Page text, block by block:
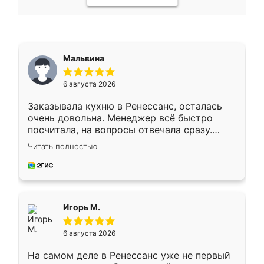
Мальвина
6 августа 2026
Заказывала кухню в Ренессанс, осталась
очень довольна. Менеджер всё быстро
посчитала, на вопросы отвечала сразу.
Замерщик приехал в субботу, подошёл к
делу со всей ответственностью. Собрали
за день, ребята работали аккуратно, даже
Читать полностью
Игорь М.
6 августа 2026
На самом деле в Ренессанс уже не первый